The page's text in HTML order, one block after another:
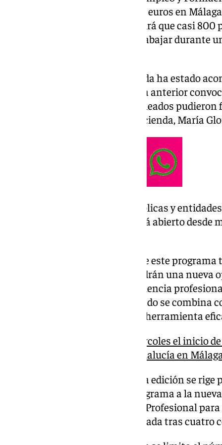
presupuesto de 18,1 millones de euros en
anterior. Esta inversión permitirá que casi 800
provincia puedan formarse y trabajar durante
En esta presentación, la delegada ha estado
Almohalla. Este municipio en la anterior
programa con el que 15 desempleados
responsable de Economía y Hacienda, María
El plazo para que entidades públicas y
presenten sus solicitudes estará abierto desde
Sánchez Sierra ha explicado que este
para los desempleados que tendrán una
adquieren cualificación y experiencia
formación, especialmente cuando se combina
esencial para la sociedad y una herramienta
La Junta autoriza este miércoles el inicio
Alfonso X y Europea de Andalucía en
Asimismo, ha señalado que esta edición se rige
reguladoras, que adaptan el programa a la
relacionadas con la Formación Profesional
gracias a la experiencia acumulada tras cuatro